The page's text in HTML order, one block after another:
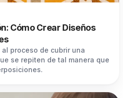
Cómo Crear Diseños
proceso de cubrir una
se repiten de tal manera que